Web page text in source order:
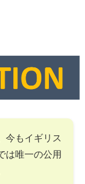
今もイギリス
は唯一の公用